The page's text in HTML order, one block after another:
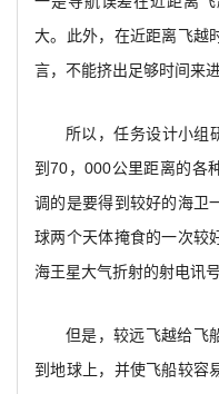
大。此外，在近距离飞越
言，不能挤出足够时间来
所以，任务设计小组
到70，000公里距离的各
调的是要得到较好的海卫
球两个天体掩食的一次较
海王星大气折射的射电讯号
但是，较远飞越给飞
到地球上，并使飞船较容